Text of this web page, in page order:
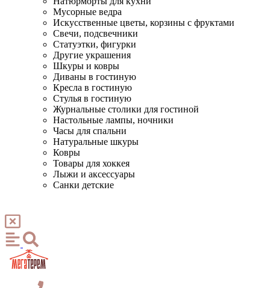
Мусорные ведра
Искусственные цветы, корзины с фруктами
Свечи, подсвечники
Статуэтки, фигурки
Другие украшения
Шкуры и ковры
Диваны в гостиную
Кресла в гостиную
Стулья в гостиную
Журнальные столики для гостиной
Настольные лампы, ночники
Часы для спальни
Натуральные шкуры
Ковры
Товары для хоккея
Лыжи и аксессуары
Санки детские